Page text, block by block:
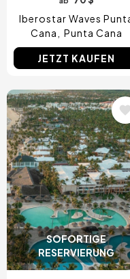
Iberostar Waves
Cana
Punta Cana
JETZT KAUFEN
SOFORTIGE
RESERVIERUNG
Bild